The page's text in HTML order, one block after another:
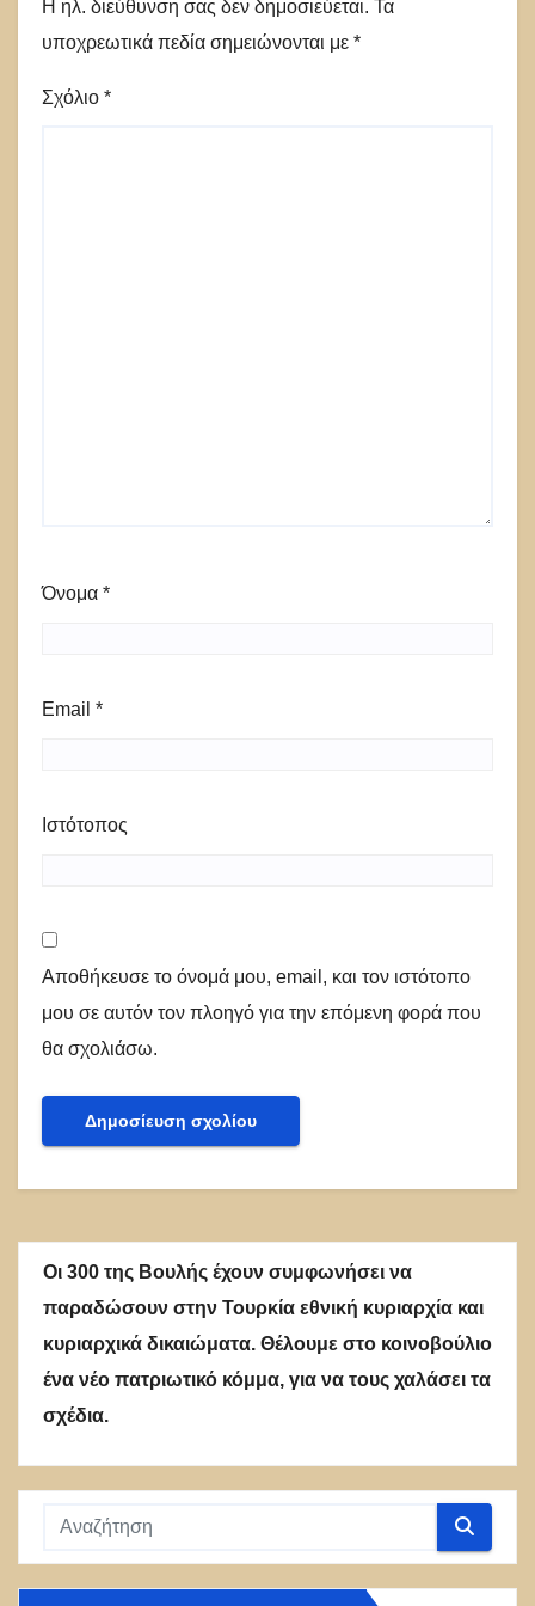
Η ηλ. διεύθυνση σας δεν δημοσιεύεται. Τα
υποχρεωτικά πεδία σημειώνονται με *
Σχόλιο *
Όνομα *
Email *
Ιστότοπος
Αποθήκευσε το όνομά μου, email, και τον ιστότοπο
μου σε αυτόν τον πλοηγό για την επόμενη φορά που
θα σχολιάσω.
Οι 300 της Βουλής έχουν συμφωνήσει να
παραδώσουν στην Τουρκία εθνική κυριαρχία και
κυριαρχικά δικαιώματα. Θέλουμε στο κοινοβούλιο
ένα νέο πατριωτικό κόμμα, για να τους χαλάσει τα
σχέδια.